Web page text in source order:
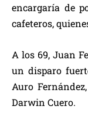
encargaría de
cafeteros,
A los 69, Juan
un disparo
Auro
Darwin Cuero.